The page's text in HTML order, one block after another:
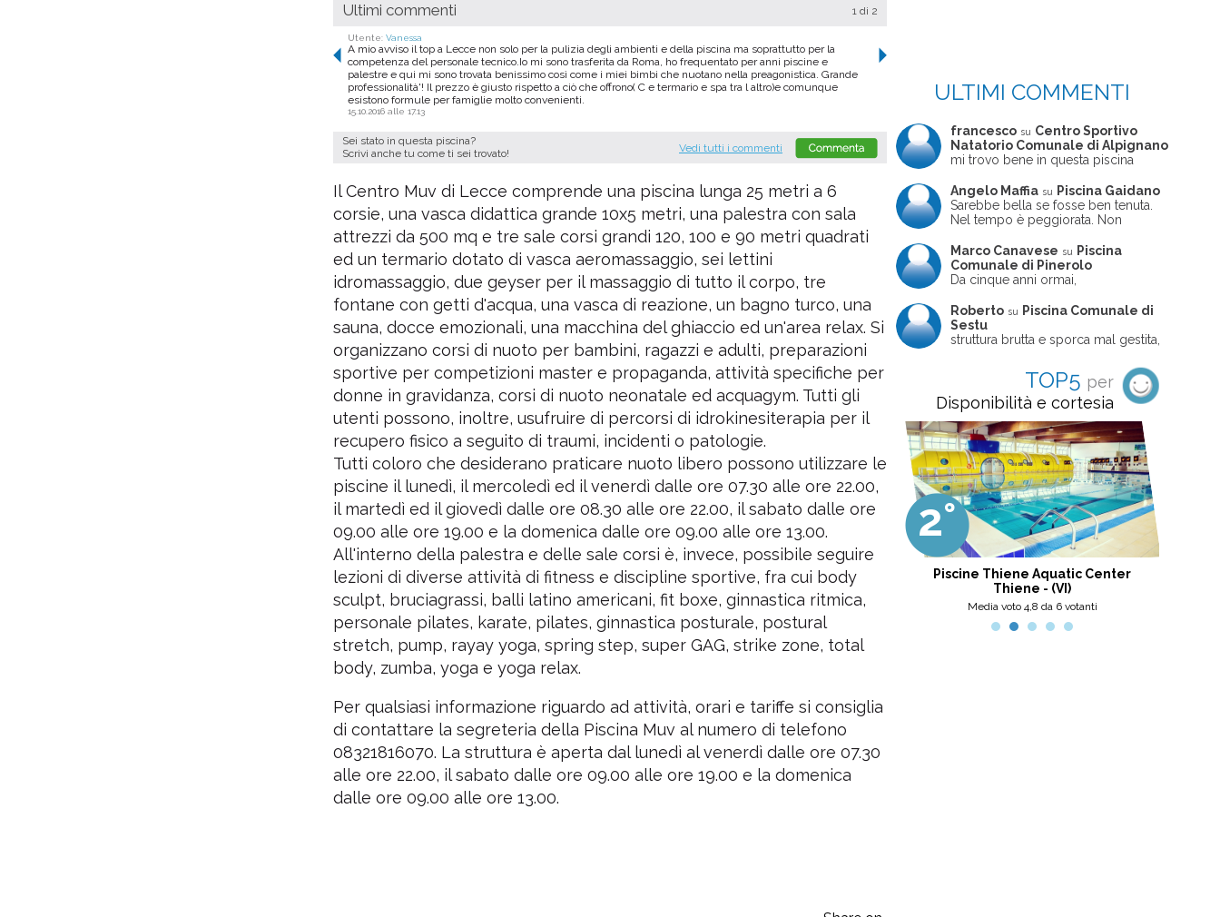
Ultimi commenti 1 di 2
Utente: Vanessa
A mio avviso il top a Lecce non solo per la pulizia degli ambienti e della piscina ma soprattutto per la
competenza del personale tecnico.Io mi sono trasferita da Roma, ho frequentato per anni piscine e
palestre e qui mi sono trovata benissimo così come i miei bimbi che nuotano nella preagonistica. Grande
professionalità'! Il prezzo è giusto rispetto a ciò che offrono( C e termario e spa tra l altro)e comunque
esistono formule per famiglie molto convenienti.
15.10.2016 alle 17.13
Sei stato in questa piscina?
Scrivi anche tu come ti sei trovato!
Vedi tutti i commenti
Il Centro Muv di Lecce comprende una piscina lunga 25 metri a 6
corsie, una vasca didattica grande 10x5 metri, una palestra con sala
attrezzi da 500 mq e tre sale corsi grandi 120, 100 e 90 metri quadrati
ed un termario dotato di vasca aeromassaggio, sei lettini
idromassaggio, due geyser per il massaggio di tutto il corpo, tre
fontane con getti d'acqua, una vasca di reazione, un bagno turco, una
sauna, docce emozionali, una macchina del ghiaccio ed un'area relax. Si
organizzano corsi di nuoto per bambini, ragazzi e adulti, preparazioni
sportive per competizioni master e propaganda, attività specifiche per
donne in gravidanza, corsi di nuoto neonatale ed acquagym. Tutti gli
utenti possono, inoltre, usufruire di percorsi di idrokinesiterapia per il
recupero fisico a seguito di traumi, incidenti o patologie.
Tutti coloro che desiderano praticare nuoto libero possono utilizzare le
piscine il lunedì, il mercoledì ed il venerdì dalle ore 07.30 alle ore 22.00,
il martedì ed il giovedì dalle ore 08.30 alle ore 22.00, il sabato dalle ore
09.00 alle ore 19.00 e la domenica dalle ore 09.00 alle ore 13.00.
All'interno della palestra e delle sale corsi è, invece, possibile seguire
lezioni di diverse attività di fitness e discipline sportive, fra cui body
sculpt, bruciagrassi, balli latino americani, fit boxe, ginnastica ritmica,
personale pilates, karate, pilates, ginnastica posturale, postural
stretch, pump, rayay yoga, spring step, super GAG, strike zone, total
body, zumba, yoga e yoga relax.
Per qualsiasi informazione riguardo ad attività, orari e tariffe si consiglia
di contattare la segreteria della Piscina Muv al numero di telefono
08321816070. La struttura è aperta dal lunedì al venerdì dalle ore 07.30
alle ore 22.00, il sabato dalle ore 09.00 alle ore 19.00 e la domenica
dalle ore 09.00 alle ore 13.00.
ULTIMI COMMENTI
francesco su Centro Sportivo
Natatorio Comunale di Alpignano
mi trovo bene in questa piscina
Angelo Maffia su
Piscina Gaidano
Sarebbe bella se fosse ben tenuta.
Nel tempo è peggiorata. Non
ne usciva insieme a me non ha
ritrovato le sue scarpe! Peccato
perché potrebbe essere un'ottima
frequentata non magnificamente
Marco Canavese su
Piscina
Comunale di Pinerolo
Da cinque anni ormai,
pomeriggio trascorro cinque-sei ore
in questa magnifica piscina con i miei
due figli che sono letteralmente
piccola, un po' in vasca grande, negli
spazi riservati al nuoto libero,
giochiamo, nuotiamo e facciamo
apnea insieme (sono stato assistente
bagnanti ed istruttore di nuoto in
gioventù, ora lo faccio per loro
come papà). Si tratta di una struttura
molto accogliente, pulita, bella,
gestita da personale di grande
professionalità, umanità e cortesia.
Ottima scelta, nel pinerolese il
meglio, secondo me.
Roberto su
Piscina Comunale di
Sestu
struttura brutta e sporca mal gestita,
poco professionale. la sconsiglio a
tutti coloro che amano le cose fatte
seriamente poiché é tutto
improvvisato
TOP5 per
Disponibilità e cortesia
5°
Centro Natatorio Montecchio Maggiore
Media voto 4,8 da 19 votanti
1°
Centro Natatorio Santini
Verona - (VR)
Media voto 5,0 da 6 votanti
2°
Piscine Thiene Aquatic Center
Thiene - (VI)
Media voto 4,8 da 6 votanti